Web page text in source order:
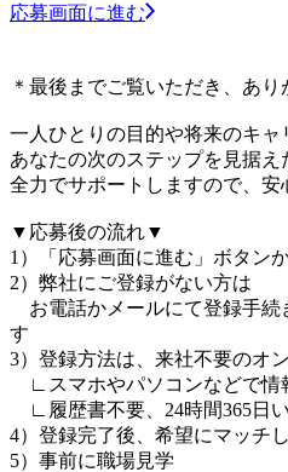
応募画面に進む
＊最後までご覧いただき、あり
一人ひとりの目的や将来のキャ
あなたの次のステップを見据え
全力でサポートしますので、
▼応募後の流れ▼
1）「応募画面に進む」ボタン
2）弊社にご登録がない方は
お電話かメールにて登録手続
す
3）登録方法は、来社不要のオ
∟スマホやパソコンなどで情
∟履歴書不要、24時間365日い
4）登録完了後、希望にマッチ
5）事前に職場見学